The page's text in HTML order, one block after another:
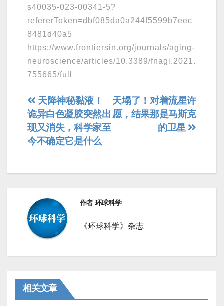
s40035-023-00341-5?
refererToken=dbf085da0a244f5599b7eec
8481d40a5
https://www.frontiersin.org/journals/aging-
neuroscience/articles/10.3389/fnagi.2021.
755665/full
文
章
导
天塌了！对着流星许
愿，结果那是马斯克
的卫星
天降神秘黏液！
诡异白色凝胶突然出
现又消失，科学家至
今不确定它是什么
作者环球科学
《环球科学》杂志
相关文章